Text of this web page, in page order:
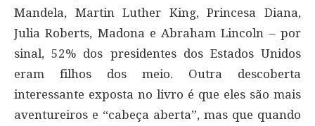
Mandela, Martin Luther King, Princesa Diana,
Julia Roberts, Madona e Abraham Lincoln – por
sinal, 52% dos presidentes dos Estados Unidos
eram filhos dos meio. Outra descoberta
interessante exposta no livro é que eles são mais
aventureiros e “cabeça aberta”, mas que quando